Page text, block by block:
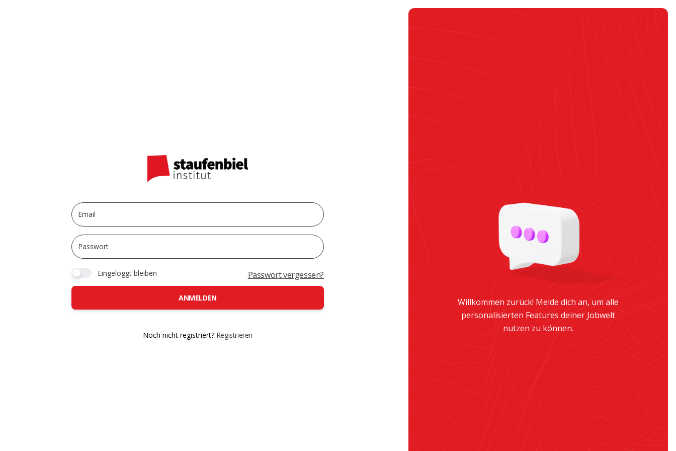
Eingeloggt bleiben Passwort vergessen?
ANMELDEN
Noch nicht registriert? Registrieren
Willkommen zurück! Melde dich an, um alle
personalisierten Features deiner Jobwelt
nutzen zu können.